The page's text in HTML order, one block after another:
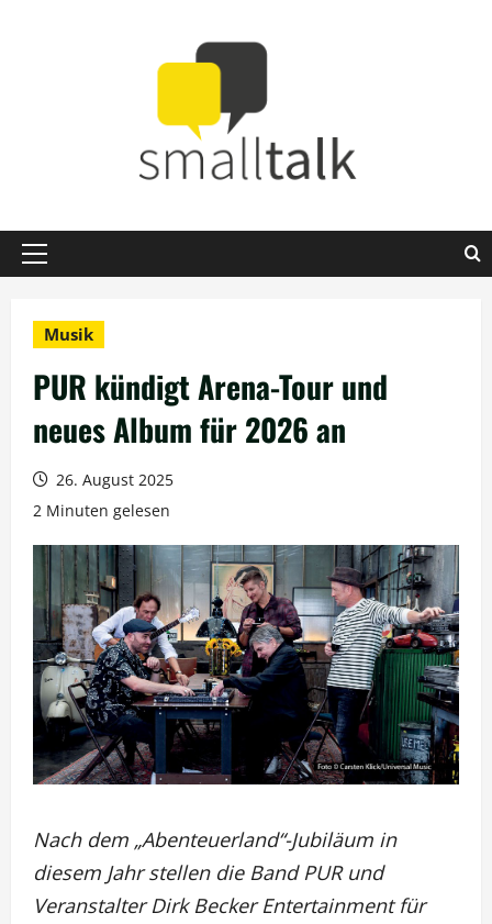
Primäres
Musik
PUR kündigt Arena-Tour und
neues Album für 2026 an
26. August 2025
2 Minuten gelesen
Nach dem „Abenteuerland“-Jubiläum in
diesem Jahr stellen die Band PUR und
Veranstalter Dirk Becker Entertainment für